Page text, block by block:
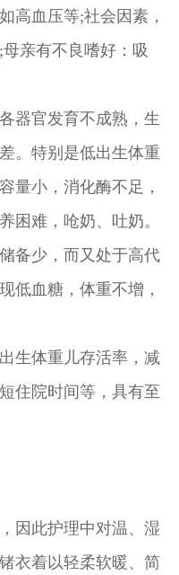
高血压等;社会因素，
亲有不良嗜好：吸
官发育不成熟，生
。特别是低出生体重
量小，消化酶不足，
困难，呛奶、吐奶。
备少，而又处于高代
低血糖，体重不增，
体重儿存活率，减
住院时间等，具有至
此护理中对温、湿
衣着以轻柔软暖、简